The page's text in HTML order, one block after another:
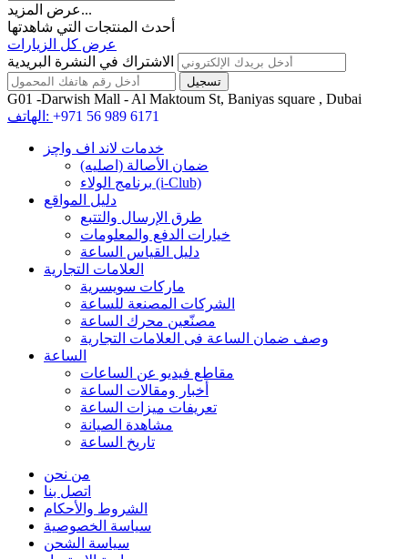
عرض المزيد...
أحدث المنتجات التي شاهدتها
عرض كل الزيارات
الاشتراك في النشرة البريدية
G01 -Darwish Mall - Al Maktoum St, Baniyas square , Dubai
الهاتف: +971 56 989 6171
خدمات لاند اف واچز
ضمان الأصالة (اصلیه)
برنامج الولاء (i-Club)
دليل المواقع
طرق الإرسال والتتبع
خيارات الدفع والمعلومات
دليل القياس الساعة
العلامات التجارية
ماركات سويسرية
الشركات المصنعة للساعة
مصنّعين محرك الساعة
وصف ضمان الساعة فی العلامات التجارية
الساعة
مقاطع فيديو عن الساعات
أخبار ومقالات الساعة
تعريفات ميزات الساعة
مشاهدة الصيانة
تاريخ الساعة
من نحن
اتصل بنا
الشروط والأحكام
سياسة الخصوصية
سياسة الشحن